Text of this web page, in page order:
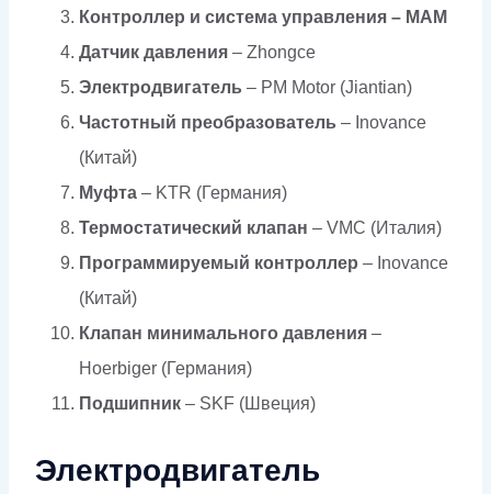
Контроллер и система управления – MAM
Датчик давления – Zhongce
Электродвигатель – PM Motor (Jiantian)
Частотный преобразователь – Inovance
(Китай)
Муфта – KTR (Германия)
Термостатический клапан – VMC (Италия)
Программируемый контроллер – Inovance
(Китай)
Клапан минимального давления –
Hoerbiger (Германия)
Подшипник – SKF (Швеция)
Электродвигатель